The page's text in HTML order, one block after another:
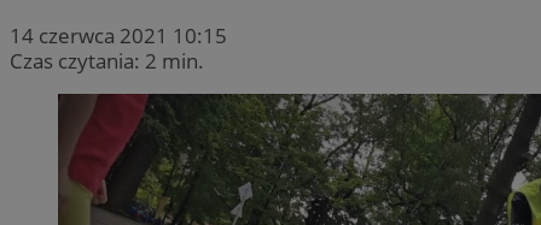
14 czerwca 2021 10:15
Czas czytania: 2 min.